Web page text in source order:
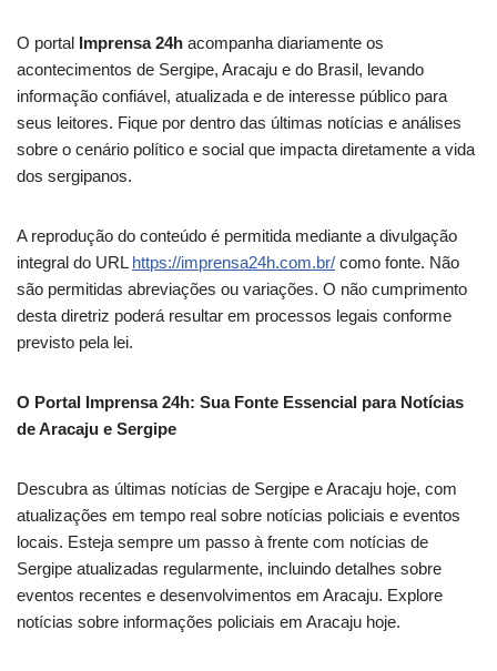
O portal Imprensa 24h acompanha diariamente os
acontecimentos de Sergipe, Aracaju e do Brasil, levando
informação confiável, atualizada e de interesse público para
seus leitores. Fique por dentro das últimas notícias e análises
sobre o cenário político e social que impacta diretamente a vida
dos sergipanos.
A reprodução do conteúdo é permitida mediante a divulgação
integral do URL https://imprensa24h.com.br/ como fonte. Não
são permitidas abreviações ou variações. O não cumprimento
desta diretriz poderá resultar em processos legais conforme
previsto pela lei.
O Portal Imprensa 24h: Sua Fonte Essencial para Notícias
de Aracaju e Sergipe
Descubra as últimas notícias de Sergipe e Aracaju hoje, com
atualizações em tempo real sobre notícias policiais e eventos
locais. Esteja sempre um passo à frente com notícias de
Sergipe atualizadas regularmente, incluindo detalhes sobre
eventos recentes e desenvolvimentos em Aracaju. Explore
notícias sobre informações policiais em Aracaju hoje.